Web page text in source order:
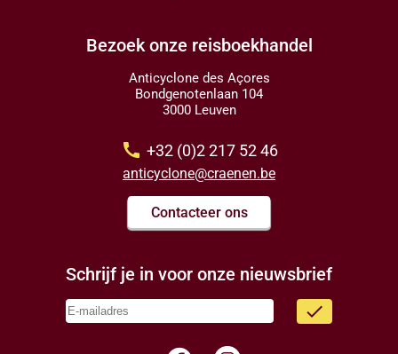
Bezoek onze reisboekhandel
Anticyclone des Açores
Bondgenotenlaan 104
3000 Leuven
call +32 (0)2 217 52 46
anticyclone@craenen.be
Contacteer ons
Schrijf je in voor onze nieuwsbrief
done